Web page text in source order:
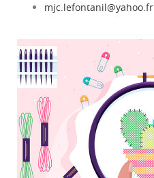
mjc.lefontanil@yahoo.fr